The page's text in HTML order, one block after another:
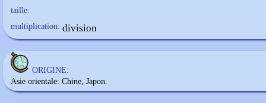
taille:
multiplication: division
ORIGINE:
Asie orientale: Chine, Japon.